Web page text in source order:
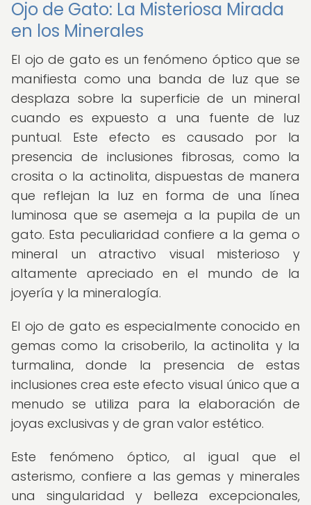
Ojo de Gato: La Misteriosa Mirada
en los Minerales
El ojo de gato es un fenómeno óptico que se
manifiesta como una banda de luz que se
desplaza sobre la superficie de un mineral
cuando es expuesto a una fuente de luz
puntual. Este efecto es causado por la
presencia de inclusiones fibrosas, como la
crosita o la actinolita, dispuestas de manera
que reflejan la luz en forma de una línea
luminosa que se asemeja a la pupila de un
gato. Esta peculiaridad confiere a la gema o
mineral un atractivo visual misterioso y
altamente apreciado en el mundo de la
joyería y la mineralogía.
El ojo de gato es especialmente conocido en
gemas como la crisoberilo, la actinolita y la
turmalina, donde la presencia de estas
inclusiones crea este efecto visual único que a
menudo se utiliza para la elaboración de
joyas exclusivas y de gran valor estético.
Este fenómeno óptico, al igual que el
asterismo, confiere a las gemas y minerales
una singularidad y belleza excepcionales,